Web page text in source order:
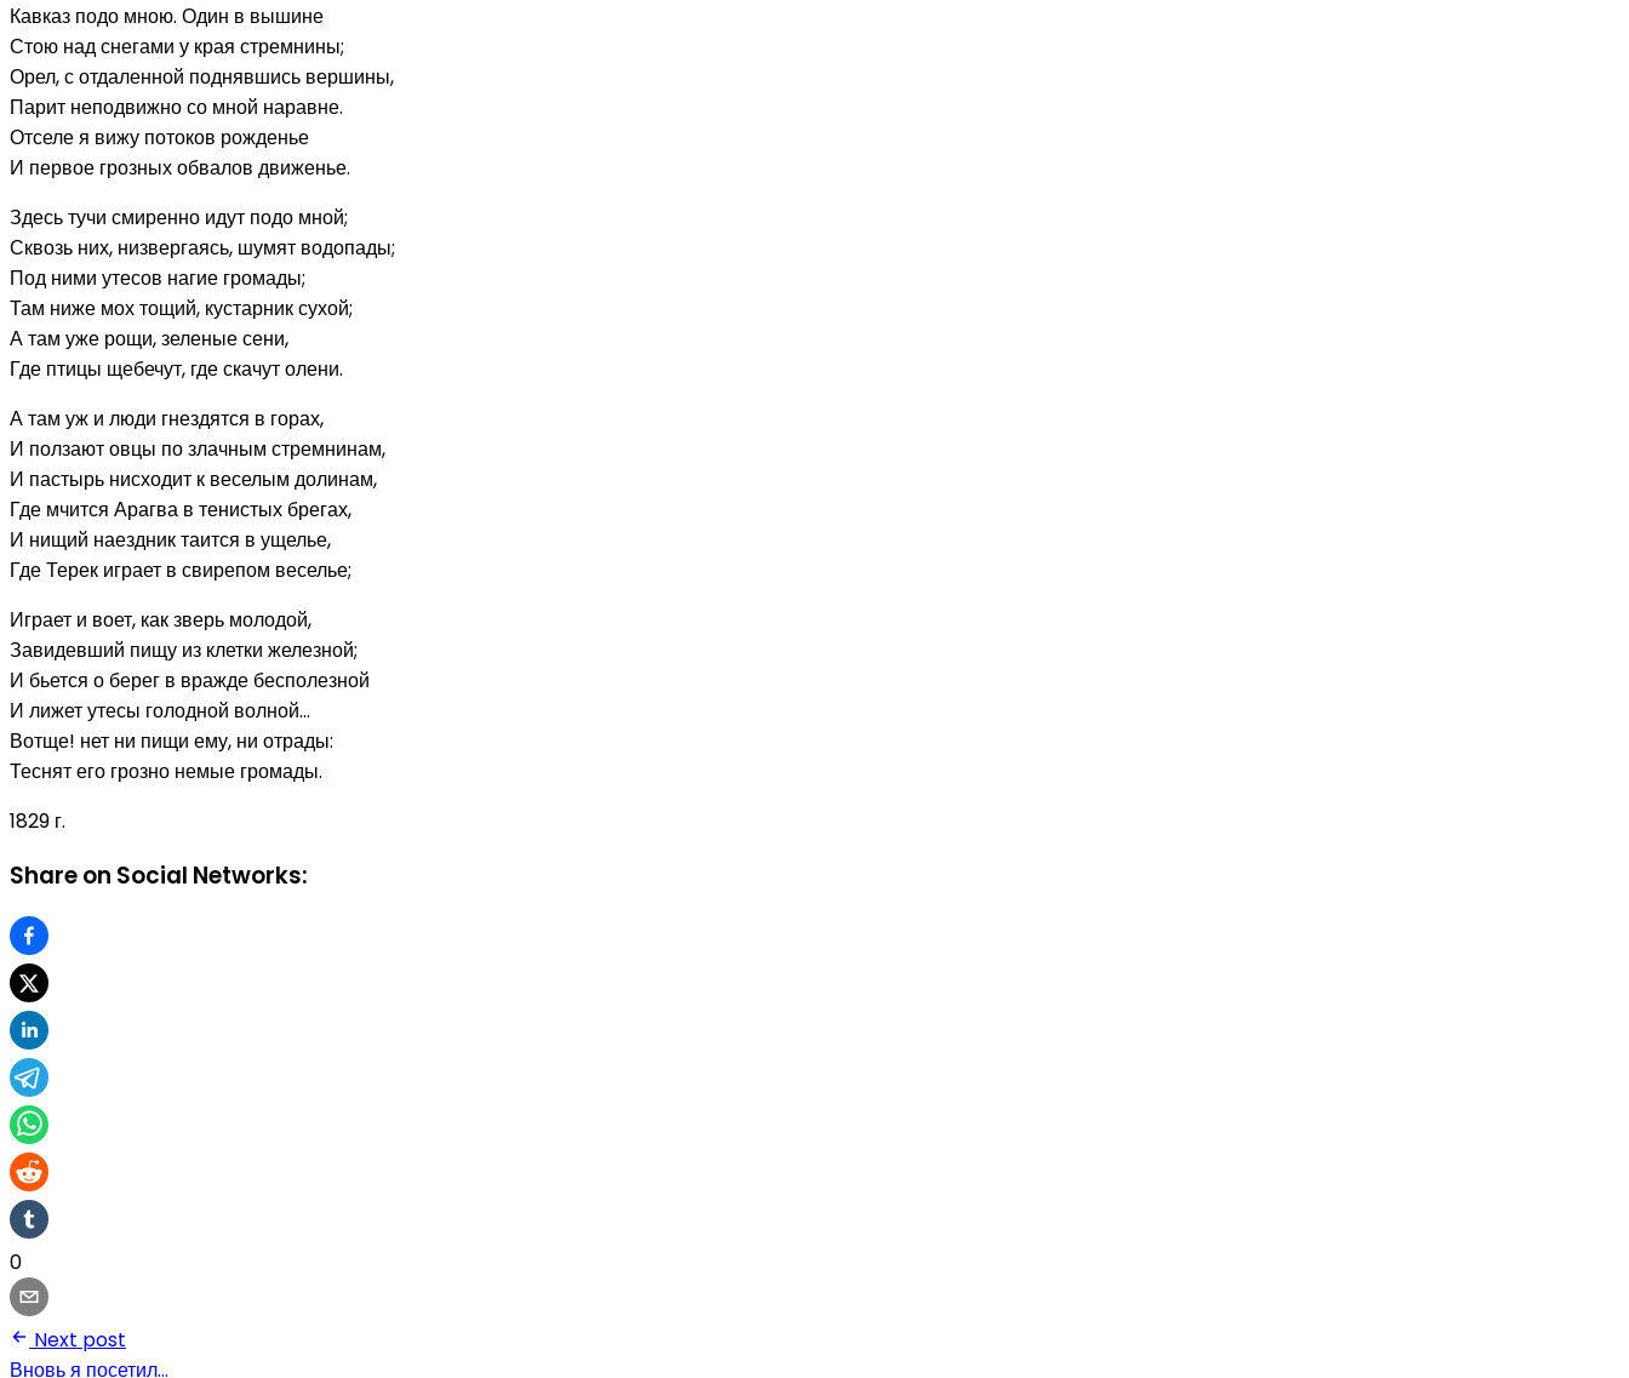
Кавказ подо мною. Один в вышине
Стою над снегами у края стремнины;
Орел, с отдаленной поднявшись вершины,
Парит неподвижно со мной наравне.
Отселе я вижу потоков рожденье
И первое грозных обвалов движенье.
Здесь тучи смиренно идут подо мной;
Сквозь них, низвергаясь, шумят водопады;
Под ними утесов нагие громады;
Там ниже мох тощий, кустарник сухой;
А там уже рощи, зеленые сени,
Где птицы щебечут, где скачут олени.
А там уж и люди гнездятся в горах,
И ползают овцы по злачным стремнинам,
И пастырь нисходит к веселым долинам,
Где мчится Арагва в тенистых брегах,
И нищий наездник таится в ущелье,
Где Терек играет в свирепом веселье;
Играет и воет, как зверь молодой,
Завидевший пищу из клетки железной;
И бьется о берег в вражде бесполезной
И лижет утесы голодной волной…
Вотще! нет ни пищи ему, ни отрады:
Теснят его грозно немые громады.
1829 г.
Share on Social Networks:
0
Next post
Вновь я посетил…